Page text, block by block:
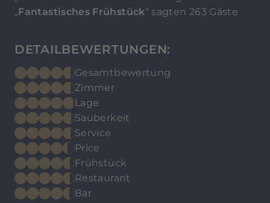
„Fantastisches Frühstück“ sagten 263 Gäste
DETAILBEWERTUNGEN:
Gesamtbewertung
Zimmer
Lage
Sauberkeit
Service
Price
Frühstück
Restaurant
Bar